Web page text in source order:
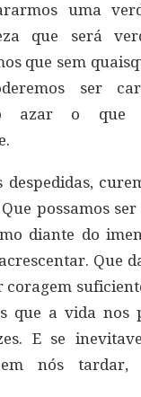
uma
que será
que sem
ser
azar o que
despedidas,
possamos
diante do
Que
coragem
que a vida nos
E se
nós tardar,